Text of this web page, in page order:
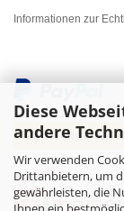
Diese
andere
Wir verwenden
Drittanbietern, um
gewährleisten, die
Informationen zur